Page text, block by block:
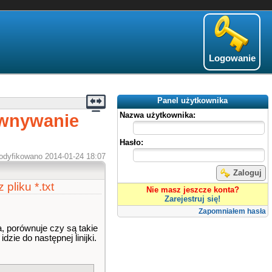
Logowanie
Panel użytkownika
Nazwa użytkownika:
Hasło:
Zaloguj
Nie masz jeszcze konta?
Zarejestruj się!
Zapomniałem hasła
2014-01-24 18:07
pliku *.txt
porównuje czy są takie
do następnej linijki.